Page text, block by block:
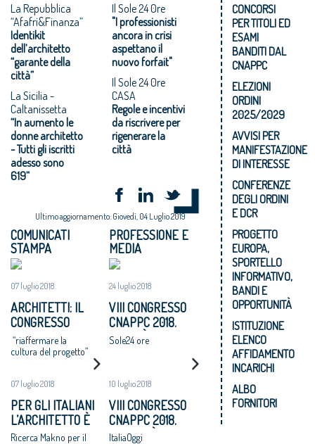
La Repubblica
“Afafri&Finanza”
Identikit
dell’architetto
“garante della
città”
La Sicilia -
Caltanissetta
“In aumento le
donne architetto
- Tutti gli iscritti
adesso sono
619”
Il Sole 24 0re
"I professionisti
ancora in crisi
aspettano il
nuovo forfait"
Il Sole 24 0re
CASA
Regole e incentivi
da riscrivere per
rigenerare la
città
Ultimo aggiornamento: Giovedì, 04 Luglio 2019
COMUNICATI
STAMPA
07 luglio 2018
ARCHITETTI: IL
CONGRESSO
NAZIONALE
APPROVA UN
ADOTTI UN
PROGRAMMA
NAZIONALE DI
RIGENERAZIONE
URBANE,
“riaffermare la
cultura del progetto”
07 luglio 2018
PER GLI ITALIANI
L’ARCHITETTO È
UNA FIGURA
Ricerca Makno per il
PROFESSIONE E
MEDIA
24 luglio 2018
VIII CONGRESSO
CNAPPC 2018.
LUNEDÌ 25 LUGLIO
Sole24 ore
10 luglio 2018
VIII CONGRESSO
CNAPPC 2018.
MARTEDÌ 10
ItaliaOggi
CONCORSI
PER TITOLI ED
ESAMI
BANDITI DAL
CNAPPC
ELEZIONI
ORDINI
2025/2029
AVVISI PER
MANIFESTAZIONE
DI INTERESSE
CONFERENZE
DEGLI ORDINI
E DCR
PROGETTO
EUROPA,
SPORTELLO
INFORMATIVO,
BANDI E
OPPORTUNITÀ
ISTITUZIONE
ELENCO
AFFIDAMENTO
INCARICHI
ALBO
FORNITORI